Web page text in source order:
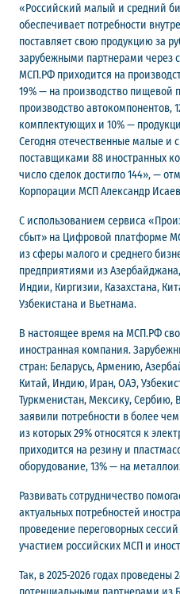
«Российский малый и средний
обеспечивает потребности
поставляет свою продукцию за
зарубежными партнерами через
МСП.РФ приходится на
19% — на производство пищевой
производство автокомпонентов,
комплектующих и 10% —
Сегодня отечественные малые и
поставщиками 88 иностранных
число сделок достигло 144», —
Корпорации МСП Александр
С использованием сервиса
сбыт» на Цифровой платформе
из сферы малого и среднего
предприятиями из
Индии, Киргизии, Казахстана,
Узбекистана и Вьетнама.
В настоящее время на МСП.РФ
иностранная компания.
стран: Беларусь, Армению,
Китай, Индию, Иран, ОАЭ,
Туркменистан, Мексику,
заявили потребности в более
из которых 29% относятся к
приходится на резину и
оборудование, 13% — на
Развивать сотрудничество
актуальных потребностей
проведение переговорных
участием российских МСП и
Так, в 2025-2026 годах проведены